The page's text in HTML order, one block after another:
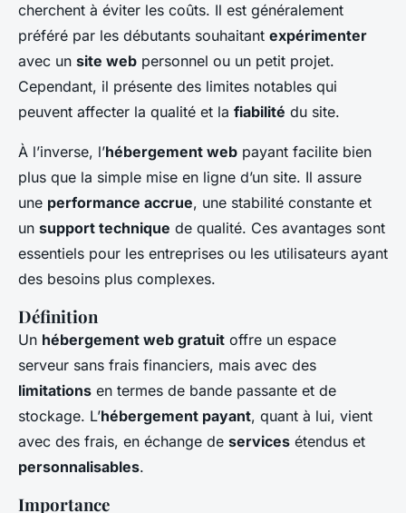
cherchent à éviter les coûts. Il est généralement
préféré par les débutants souhaitant expérimenter
avec un site web personnel ou un petit projet.
Cependant, il présente des limites notables qui
peuvent affecter la qualité et la fiabilité du site.
À l’inverse, l’hébergement web payant facilite bien
plus que la simple mise en ligne d’un site. Il assure
une performance accrue, une stabilité constante et
un support technique de qualité. Ces avantages sont
essentiels pour les entreprises ou les utilisateurs ayant
des besoins plus complexes.
Définition
Un hébergement web gratuit offre un espace
serveur sans frais financiers, mais avec des
limitations en termes de bande passante et de
stockage. L’hébergement payant, quant à lui, vient
avec des frais, en échange de services étendus et
personnalisables.
Importance